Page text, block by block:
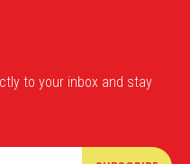
to your inbox and stay